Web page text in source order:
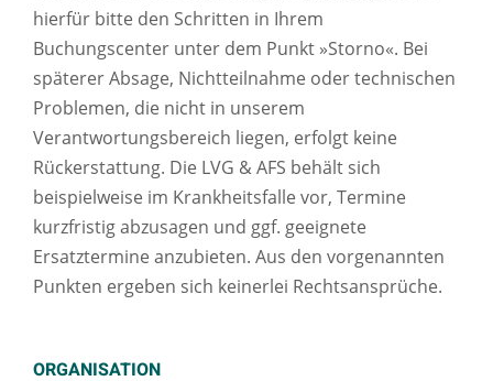
hierfür bitte den Schritten in Ihrem
Buchungscenter unter dem Punkt »Storno«. Bei
späterer Absage, Nichtteilnahme oder technischen
Problemen, die nicht in unserem
Verantwortungsbereich liegen, erfolgt keine
Rückerstattung. Die LVG & AFS behält sich
beispielweise im Krankheitsfalle vor, Termine
kurzfristig abzusagen und ggf. geeignete
Ersatztermine anzubieten. Aus den vorgenannten
Punkten ergeben sich keinerlei Rechtsansprüche.
ORGANISATION